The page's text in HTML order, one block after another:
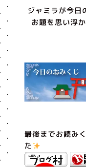
ジャミラが今日
お題を思い浮
最後までお読み
た